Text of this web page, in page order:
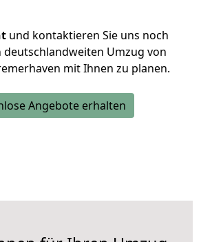
und kontaktieren Sie uns noch
Umzug von
mit Ihnen zu planen.
Angebote erhalten